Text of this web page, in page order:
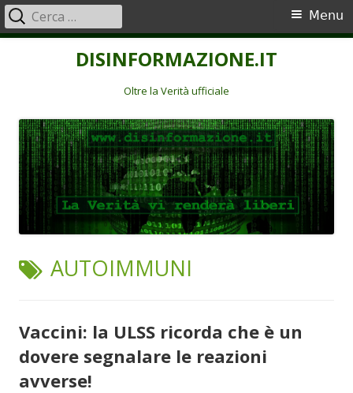
DISINFORMAZIONE.IT
Oltre la Verità ufficiale
Menu
principale
Menu
Ricerca
per:
TAG:
AUTOIMMUNI
Vaccini: la ULSS ricorda che è un
dovere segnalare le reazioni
avverse!